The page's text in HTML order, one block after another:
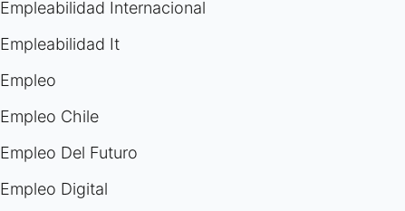
Empleabilidad Internacional
Empleabilidad It
Empleo
Empleo Chile
Empleo Del Futuro
Empleo Digital